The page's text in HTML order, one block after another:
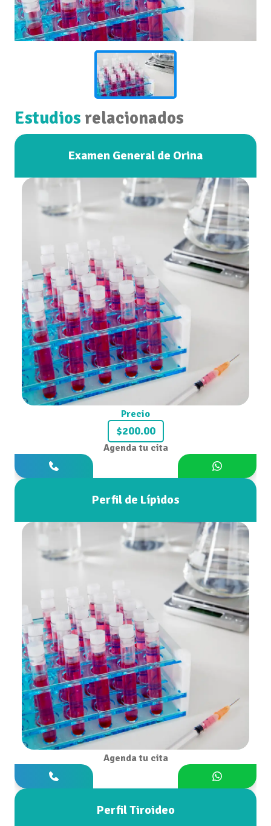
Estudios relacionados
Examen General de Orina
Precio
$200.00
Agenda tu cita
Perfil de Lípidos
Agenda tu cita
Perfil Tiroideo